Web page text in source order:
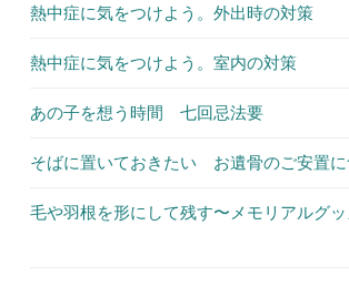
熱中症に気をつけよう。外出時の対策
熱中症に気をつけよう。室内の対策
あの子を想う時間 七回忌法要
そばに置いておきたい お遺骨のご安置に
毛や羽根を形にして残す〜メモリアルグ